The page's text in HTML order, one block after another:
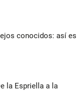
conocidos: así es
la Espriella a la